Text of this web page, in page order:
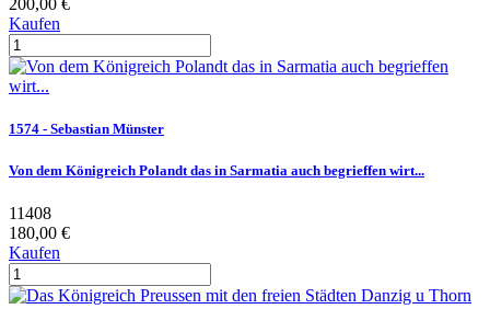
200,00 €
Kaufen
1574 - Sebastian Münster
Von dem Königreich Polandt das in Sarmatia auch begrieffen wirt...
11408
180,00 €
Kaufen